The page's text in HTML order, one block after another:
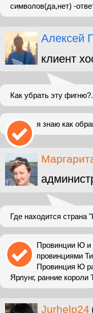
символов(да,нет) -
Алексей
клиент
Как убрать эту
я знаю как
Где находится страна
Провинции Ю и
провинциями
Провинция Ю
Ярлунг, ранние короли
Jurhelp24